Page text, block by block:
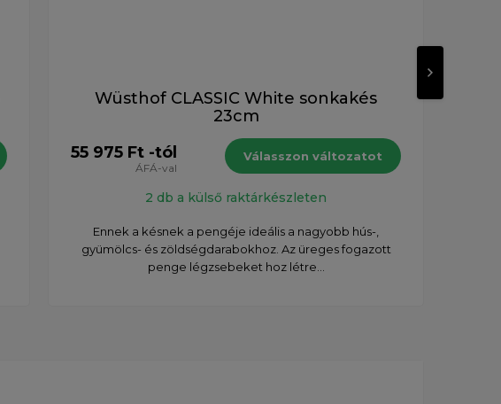
Wüsthof CLASSIC White sonkakés
23cm
55 975 Ft -tól
ÁFÁ-val
Válasszon változatot
2 db a külső raktárkészleten
Ennek a késnek a pengéje ideális a nagyobb hús-,
gyümölcs- és zöldségdarabokhoz. Az üreges fogazott
penge légzsebeket hoz létre...